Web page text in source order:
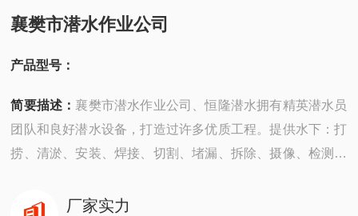
襄樊市潜水作业公司
产品型号：
简要描述： 襄樊市潜水作业公司、恒隆潜水拥有精英潜水员
团队和良好潜水设备，打造过许多优质工程。提供水下：打
捞、清淤、安装、焊接、切割、堵漏、拆除、摄像、检测、
程，有着严密的安全组织机构，*的质量保证体系，严格的
厂家实力